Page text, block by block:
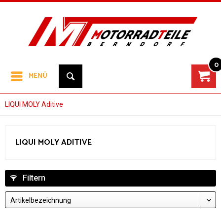
MENÜ
0
LIQUI MOLY Aditive
LIQUI MOLY ADITIVE
Filtern